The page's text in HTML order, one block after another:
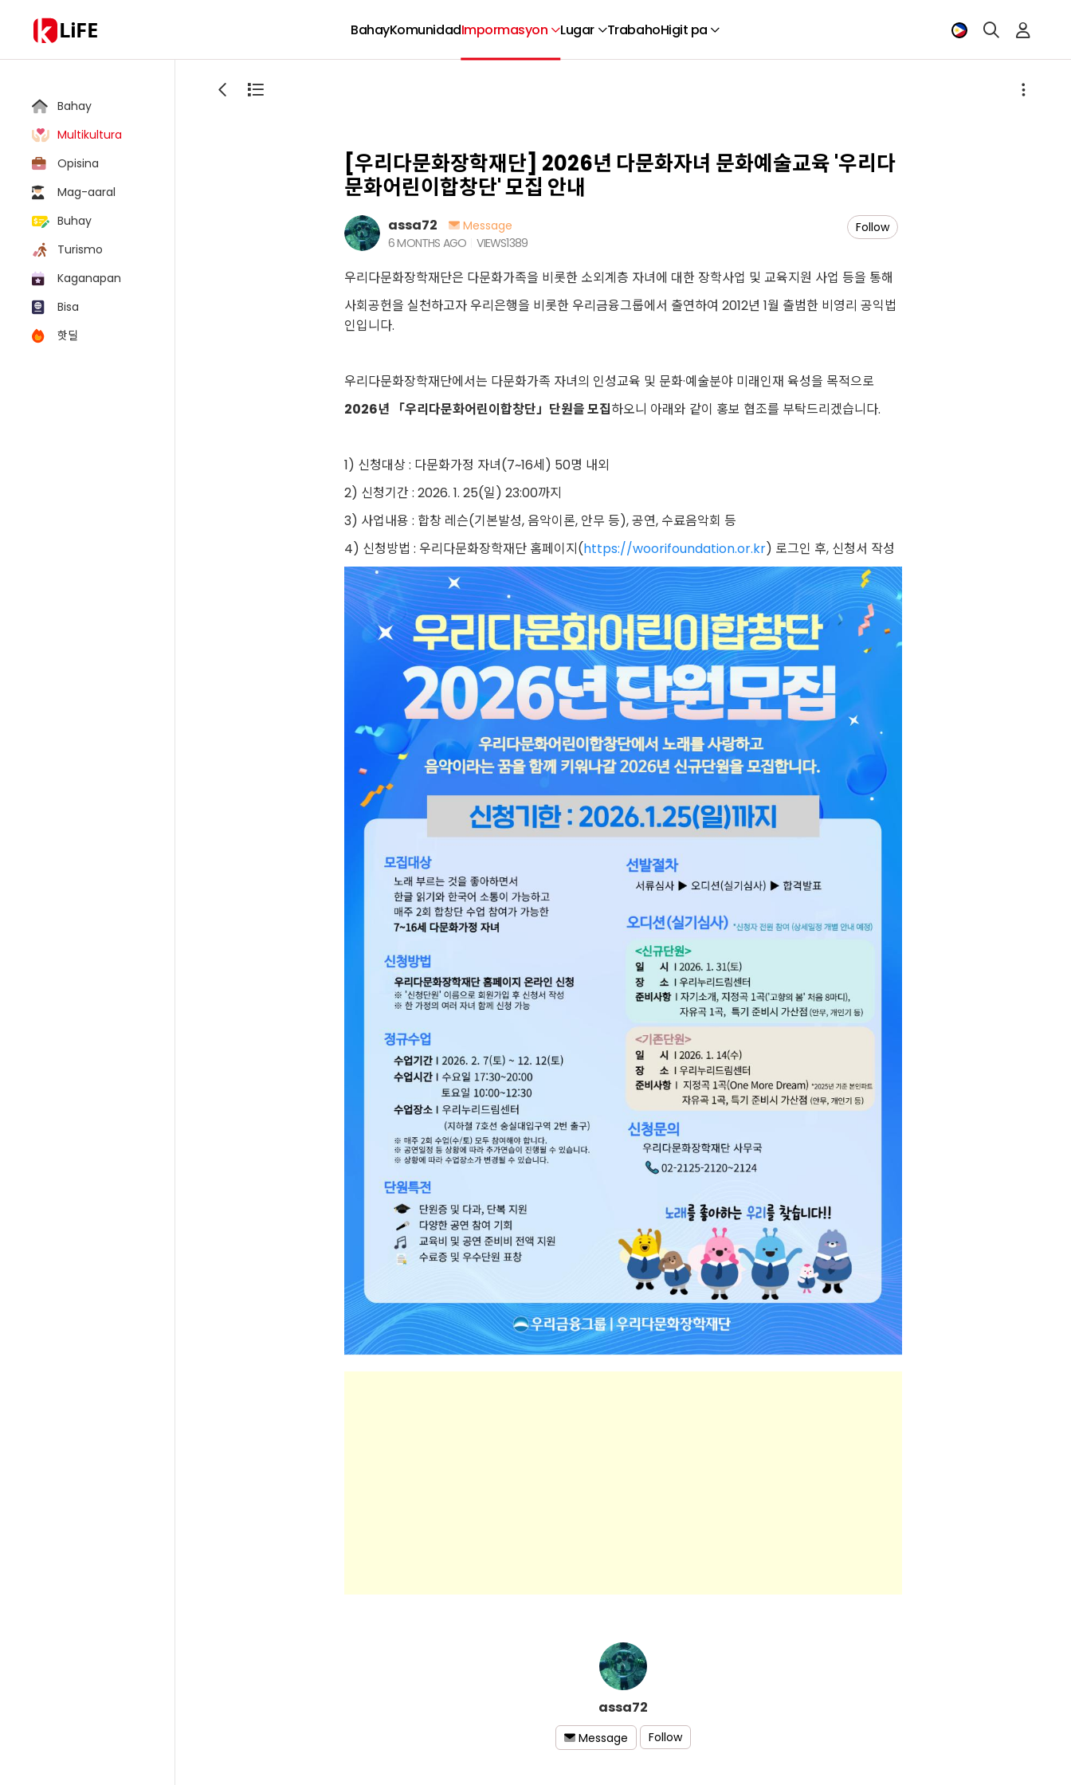
LiFE BahayKomunidadImpormasyon Lugar TrabahoHigit pa
Bahay
Multikultura
Opisina
Mag-aaral
Buhay
Turismo
Kaganapan
Bisa
핫딜
[우리다문화장학재단] 2026년 다문화자녀 문화예술교육 '우리다
문화어린이합창단' 모집 안내
assa72
Message
6 MONTHS AGO
VIEWS1389
Follow
우리다문화장학재단은 다문화가족을 비롯한 소외계층 자녀에 대한 장학사업 및 교육지원 사업 등을 통해
사회공헌을 실천하고자 우리은행을 비롯한 우리금융그룹에서 출연하여 2012년 1월 출범한 비영리 공익법
인입니다.
우리다문화장학재단에서는 다문화가족 자녀의 인성교육 및 문화·예술분야 미래인재 육성을 목적으로
2026년 「우리다문화어린이합창단」단원을 모집하오니 아래와 같이 홍보 협조를 부탁드리겠습니다.
1) 신청대상 : 다문화가정 자녀(7~16세) 50명 내외
2) 신청기간 : 2026. 1. 25(일) 23:00까지
3) 사업내용 : 합창 레슨(기본발성, 음악이론, 안무 등), 공연, 수료음악회 등
4) 신청방법 : 우리다문화장학재단 홈페이지(https://woorifoundation.or.kr) 로그인 후, 신청서 작성
assa72
Message Follow